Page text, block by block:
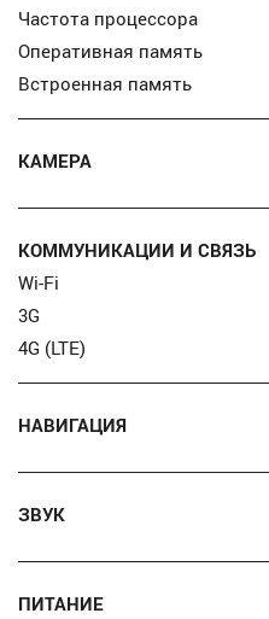
Частота процессора
Оперативная память
Встроенная память
КАМЕРА
КОММУНИКАЦИИ И СВЯЗЬ
Wi-Fi
3G
4G (LTE)
НАВИГАЦИЯ
ЗВУК
ПИТАНИЕ